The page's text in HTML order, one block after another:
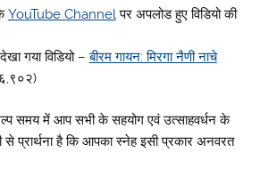
YouTube Channelपर अपलोड हुए विडियो की
गया विडियो –बीरम गायन: मिरगा नैणी नाचे
समय में आप सभी के सहयोग एवं उत्साहवर्धन के
से प्रार्थना है कि आपका स्नेह इसी प्रकार अनवरत